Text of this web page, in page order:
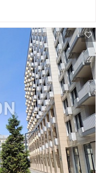
Метро: Университет и
Общая площадь: 140,00
кухни: 15,00 кв.м. Дом
кирпичными
4 этаж, в доме 4
и раздельный. Две
На втором этаже –
есть возможность
мансарды расположены
второй этаж мягким
ворота при въезде во
Метро Университет и
483.237 у.е. 0930041992